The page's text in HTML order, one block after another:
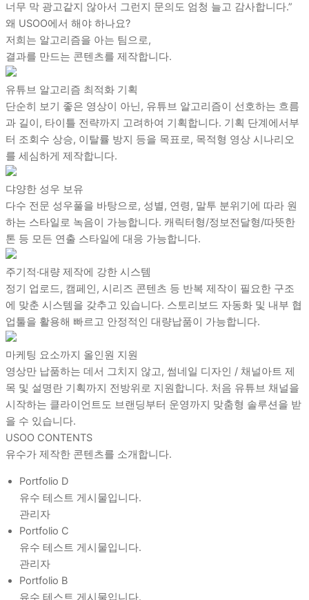
너무 막 광고같지 않아서 그런지 문의도 엄청 늘고 감사합니다.”
왜 USOO에서 해야 하나요?
저희는 알고리즘을 아는 팀으로,
결과를 만드는 콘텐츠를 제작합니다.
유튜브 알고리즘 최적화 기획
단순히 보기 좋은 영상이 아닌, 유튜브 알고리즘이 선호하는 흐름
과 길이, 타이틀 전략까지 고려하여 기획합니다. 기획 단계에서부
터 조회수 상승, 이탈률 방지 등을 목표로, 목적형 영상 시나리오
를 세심하게 제작합니다.
댜양한 성우 보유
다수 전문 성우풀을 바탕으로, 성별, 연령, 말투 분위기에 따라 원
하는 스타일로 녹음이 가능합니다. 캐릭터형/정보전달형/따뜻한
톤 등 모든 연출 스타일에 대응 가능합니다.
주기적·대량 제작에 강한 시스템
정기 업로드, 캠페인, 시리즈 콘텐츠 등 반복 제작이 필요한 구조
에 맞춘 시스템을 갖추고 있습니다. 스토리보드 자동화 및 내부 협
업툴을 활용해 빠르고 안정적인 대량납품이 가능합니다.
마케팅 요소까지 올인원 지원
영상만 납품하는 데서 그치지 않고, 썸네일 디자인 / 채널아트 제
목 및 설명란 기획까지 전방위로 지원합니다. 처음 유튜브 채널을
시작하는 클라이언트도 브랜딩부터 운영까지 맞춤형 솔루션을 받
을 수 있습니다.
USOO CONTENTS
유수가 제작한 콘텐츠를 소개합니다.
Portfolio D
유수 테스트 게시물입니다.
관리자
Portfolio C
유수 테스트 게시물입니다.
관리자
Portfolio B
유수 테스트 게시물입니다.